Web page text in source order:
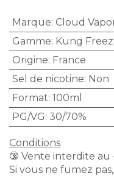
Marque: Cloud
Gamme: Kung
Origine: France
Sel de nicotine: Non
Format: 100ml
PG/VG: 30/70%
Conditions
🔞 Vente interdite au
Si vous ne fumez